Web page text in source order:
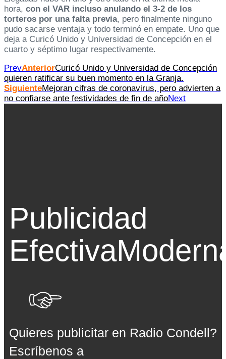
hora, con el VAR incluso anulando el 3-2 de los
torteros por una falta previa, pero finalmente ninguno
pudo sacarse ventaja y todo terminó en empate. Uno que
deja a Curicó Unido y Universidad de Concepción en el
cuarto y séptimo lugar respectivamente.
PrevAnteriorCuricó Unido y Universidad de Concepción
quieren ratificar su buen momento en la Granja.
SiguienteMejoran cifras de coronavirus, pero advierten a
no confiarse ante festividades de fin de añoNext
Publicidad
Efectiva
Quieres publicitar en Radio Condell?
Escríbenos a